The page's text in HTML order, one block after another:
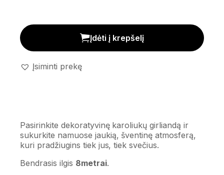
Dekoratyvinė karoliukų girlianda kiekis
Įdėti į krepšelį
Įsiminti prekę
Pasirinkite dekoratyvinę karoliukų girliandą ir
sukurkite namuose jaukią, šventinę atmosferą,
kuri pradžiugins tiek jus, tiek svečius.
Bendrasis ilgis 8metrai.